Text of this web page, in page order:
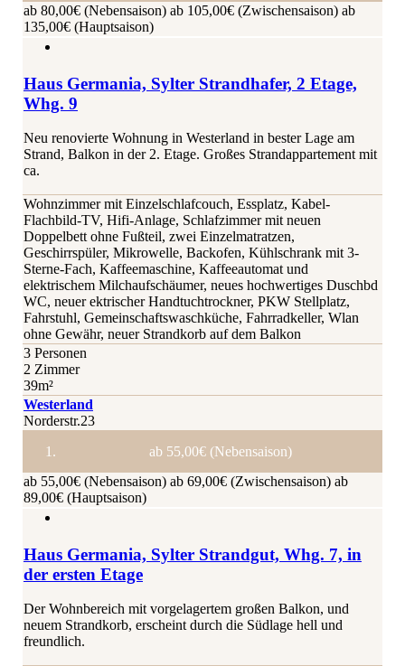
ab 80,00€ (Nebensaison) ab 105,00€ (Zwischensaison) ab
135,00€ (Hauptsaison)
Haus Germania, Sylter Strandhafer, 2 Etage,
Whg. 9
Neu renovierte Wohnung in Westerland in bester Lage am
Strand, Balkon in der 2. Etage. Großes Strandappartement mit
ca.
Wohnzimmer mit Einzelschlafcouch, Essplatz, Kabel-
Flachbild-TV, Hifi-Anlage, Schlafzimmer mit neuen
Doppelbett ohne Fußteil, zwei Einzelmatratzen,
Geschirrspüler, Mikrowelle, Backofen, Kühlschrank mit 3-
Sterne-Fach, Kaffeemaschine, Kaffeeautomat und
elektrischem Milchaufschäumer, neues hochwertiges Duschbd
WC, neuer ektrischer Handtuchtrockner, PKW Stellplatz,
Fahrstuhl, Gemeinschaftswaschküche, Fahrradkeller, Wlan
ohne Gewähr, neuer Strandkorb auf dem Balkon
3 Personen
2 Zimmer
39m²
Westerland
Norderstr.23
ab 55,00€ (Nebensaison)
ab 55,00€ (Nebensaison) ab 69,00€ (Zwischensaison) ab
89,00€ (Hauptsaison)
Haus Germania, Sylter Strandgut, Whg. 7, in
der ersten Etage
Der Wohnbereich mit vorgelagertem großen Balkon, und
neuem Strandkorb, erscheint durch die Südlage hell und
freundlich.